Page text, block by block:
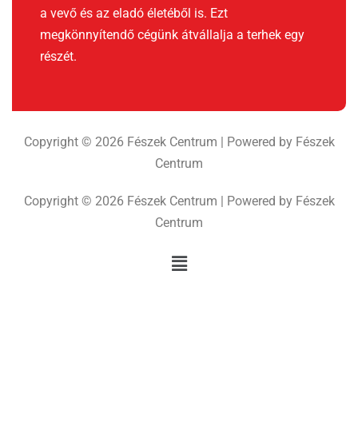
a vevő és az eladó életéből is. Ezt
megkönnyítendő cégünk átvállalja a terhek egy
részét.
Copyright © 2026 Fészek Centrum | Powered by Fészek
Centrum
Copyright © 2026 Fészek Centrum | Powered by Fészek
Centrum